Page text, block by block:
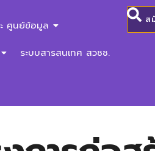
ศูนย์ข้อมูล
ระบบสารสนเทศ สวชช.
ส